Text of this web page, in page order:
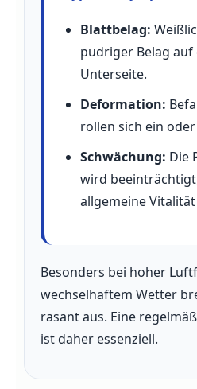
Blattbelag:
pudriger Belag
Unterseite.
Deformation:
rollen sich ein
Schwächung: Die
wird
allgemeine
Besonders bei hoher
wechselhaftem Wetter
rasant aus. Eine
ist daher essenziell.